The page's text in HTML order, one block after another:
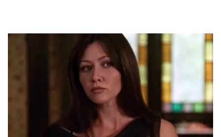
আক্রমণ কুণালের, দেখুন কী বলছেন |
Kunal on Annapurna
Annapurna Bhandar Payment |
প্রতিমাসে কত তারিখে ঢুকবে অন্নপূর্ণার ৩